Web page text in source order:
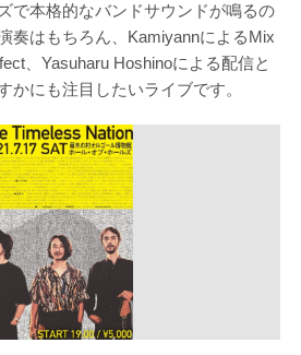
で本格的なバンドサウンドが鳴るの
奏はもちろん、KamiyannによるMix
、Yasuharu Hoshinoによる配信と
かにも注目したいライブです。